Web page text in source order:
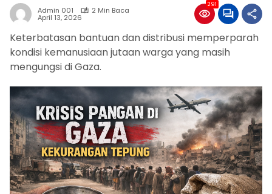
Admin 001 2 Min Baca
April 13, 2026
291
Keterbatasan bantuan dan distribusi memperparah
kondisi kemanusiaan jutaan warga yang masih
mengungsi di Gaza.